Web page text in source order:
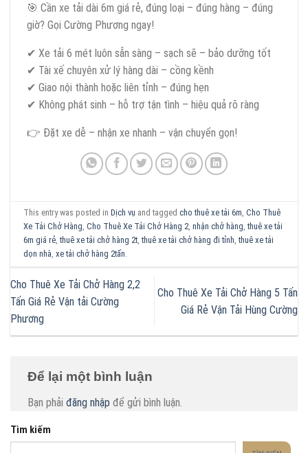
🎯 Cần xe tải dài 6m giá rẻ, đúng loại – đúng hàng – đúng
giờ? Gọi Cường Phương ngay!
✔ Xe tải 6 mét luôn sẵn sàng – sạch sẽ – bảo dưỡng tốt
✔ Tài xế chuyên xử lý hàng dài – cồng kềnh
✔ Giao nội thành hoặc liên tỉnh – đúng hẹn
✔ Không phát sinh – hỗ trợ tận tình – hiệu quả rõ ràng
👉 Đặt xe dễ – nhận xe nhanh – vận chuyển gọn!
This entry was posted inDịch vụ and taggedcho thuê xe tải 6m ,Cho Thuê
Xe Tải Chở Hàng ,Cho Thuê Xe Tải Chở Hàng 2 ,nhận chở hàng ,thuê xe tải
6m giá rẻ ,thuê xe tải chở hàng 2t ,thuê xe tải chở hàng đi tỉnh ,thuê xe tải
dọn nhà ,xe tải chở hàng 2tấn
Cho Thuê Xe Tải Chở Hàng 2,2
Tấn Giá Rẻ Vận tải Cường
Phương
Cho Thuê Xe Tải Chở Hàng 5 Tấn
Giá Rẻ Vận Tải Hùng Cường
Để lại một bình luận
Bạn phải đăng nhập để gửi bình luận.
Tìm kiếm